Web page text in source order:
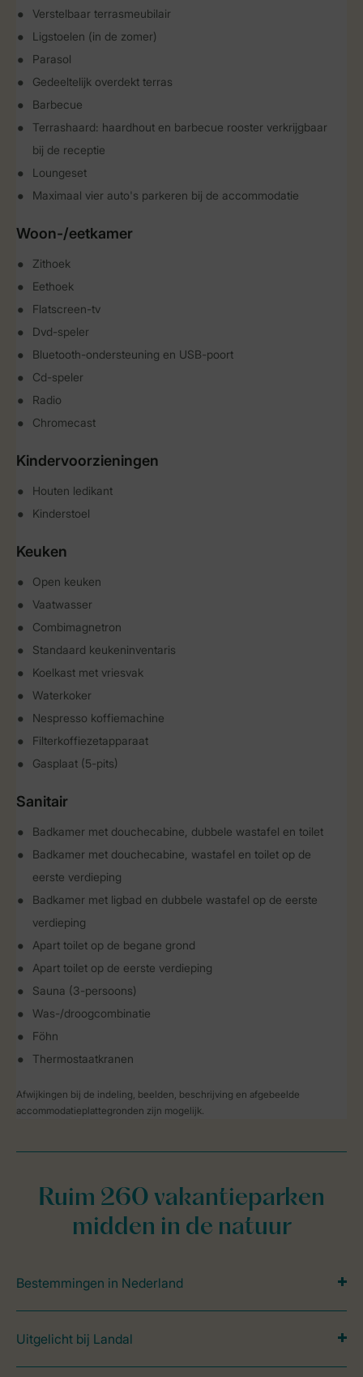
Verstelbaar terrasmeubilair
Ligstoelen (in de zomer)
Parasol
Gedeeltelijk overdekt terras
Barbecue
Terrashaard: haardhout en barbecue rooster verkrijgbaar
bij de receptie
Loungeset
Maximaal vier auto's parkeren bij de accommodatie
Woon-/eetkamer
Zithoek
Eethoek
Flatscreen-tv
Dvd-speler
Bluetooth-ondersteuning en USB-poort
Cd-speler
Radio
Chromecast
Kindervoorzieningen
Houten ledikant
Kinderstoel
Keuken
Open keuken
Vaatwasser
Combimagnetron
Standaard keukeninventaris
Koelkast met vriesvak
Waterkoker
Nespresso koffiemachine
Filterkoffiezetapparaat
Gasplaat (5-pits)
Sanitair
Badkamer met douchecabine, dubbele wastafel en toilet
Badkamer met douchecabine, wastafel en toilet op de
eerste verdieping
Badkamer met ligbad en dubbele wastafel op de eerste
verdieping
Apart toilet op de begane grond
Apart toilet op de eerste verdieping
Sauna (3-persoons)
Was-/droogcombinatie
Föhn
Thermostaatkranen
Afwijkingen bij de indeling, beelden, beschrijving en afgebeelde
accommodatieplattegronden zijn mogelijk.
Ruim 260 vakantieparken
midden in de natuur
Bestemmingen in Nederland
Uitgelicht bij Landal